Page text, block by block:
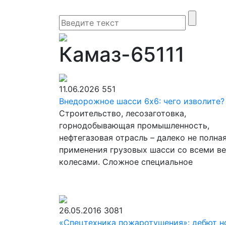
Камаз-65111
11.06.2026 551
Внедорожное шасси 6х6: чего изволите?
Строительство, лесозаготовка,
горнодобывающая промышленность,
нефтегазовая отрасль – далеко не
применения грузовых шасси со всеми
колесами. Сложное специальное
26.05.2016 3081
«Спецтехника пожаротушения»: дебют